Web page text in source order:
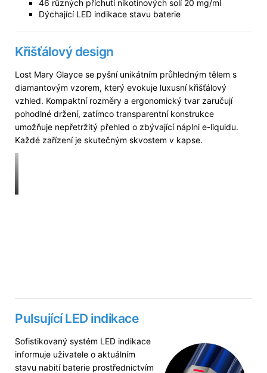
46 různých příchutí nikotinových solí 20 mg/ml
Dýchající LED indikace stavu baterie
Křišťálový design
Lost Mary Glayce se pyšní unikátním průhledným tělem s
diamantovým vzorem, který evokuje luxusní křišťálový
vzhled. Kompaktní rozměry a ergonomický tvar zaručují
pohodlné držení, zatímco transparentní konstrukce
umožňuje nepřetržitý přehled o zbývající náplni e-liquidu.
Každé zařízení je skutečným skvostem v kapse.
Pulsující LED indikace
Sofistikovaný systém LED indikace
informuje uživatele o aktuálním
stavu nabití baterie prostřednictvím